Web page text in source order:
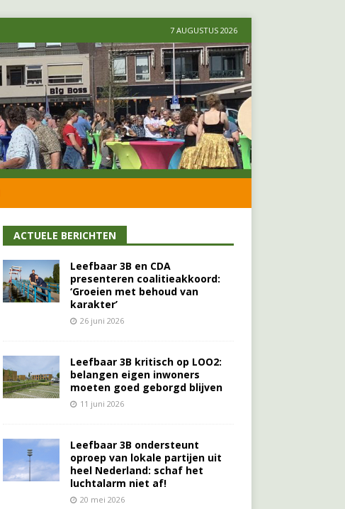
7 AUGUSTUS 2026
ACTUELE BERICHTEN
Leefbaar 3B en CDA
presenteren coalitieakkoord:
‘Groeien met behoud van
karakter’
26 juni 2026
Leefbaar 3B kritisch op LOO2:
belangen eigen inwoners
moeten goed geborgd blijven
11 juni 2026
Leefbaar 3B ondersteunt
oproep van lokale partijen uit
heel Nederland: schaf het
luchtalarm niet af!
20 mei 2026